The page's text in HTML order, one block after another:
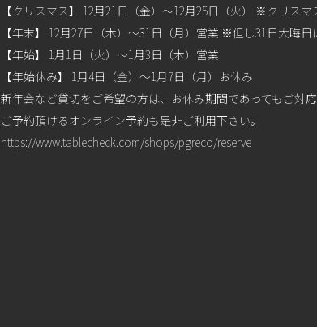
【クリスマス】 12月21日（金）～12月25日（火） ※クリス
【年末】 12月27日（木）～31日（月）営業 ※但し31日大晦
【年始】 1月1日（火）～1月3日（木）営業
【年始休み】 1月4日（金）～1月7日（月）お休み
新年会など貸切をご希望の方は、お休み期間であってもご対
ご予約頂けるオンライン予約も是非ご利用下さい。
https://www.tablecheck.com/shops/pgreco/reserve